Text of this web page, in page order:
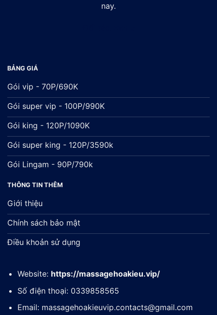
nay.
BẢNG GIÁ
Gói vip - 70P/690K
Gói super vip - 100P/990K
Gói king - 120P/1090K
Gói super king - 120P/3590k
Gói Lingam - 90P/790k
THÔNG TIN THÊM
Giới thiệu
Chính sách bảo mật
Điều khoản sử dụng
Website: https://massagehoakieu.vip/
Số điện thoại: 0339858565
Email: massagehoakieuvip.contacts@gmail.com